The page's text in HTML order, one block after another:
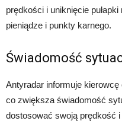
prędkości i uniknięcie
pieniądze i punkty karnego.
Świadomość
Antyradar informuje
co zwiększa świadomość
dostosować swoją prędkość